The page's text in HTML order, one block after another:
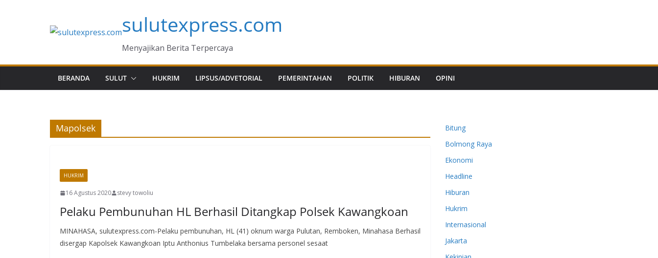
sulutexpress.com
Menyajikan Berita Terpercaya
BERANDA SULUT HUKRIM LIPSUS/ADVETORIAL PEMERINTAHAN POLITIK HIBURAN OPINI
Mapolsek
HUKRIM
16 Agustus 2020 stevy towoliu
Pelaku Pembunuhan HL Berhasil Ditangkap Polsek Kawangkoan
MINAHASA, sulutexpress.com-Pelaku pembunuhan, HL (41) oknum warga Pulutan, Remboken, Minahasa Berhasil
disergap Kapolsek Kawangkoan Iptu Anthonius Tumbelaka bersama personel sesaat
Bitung
Bolmong Raya
Ekonomi
Headline
Hiburan
Hukrim
Internasional
Jakarta